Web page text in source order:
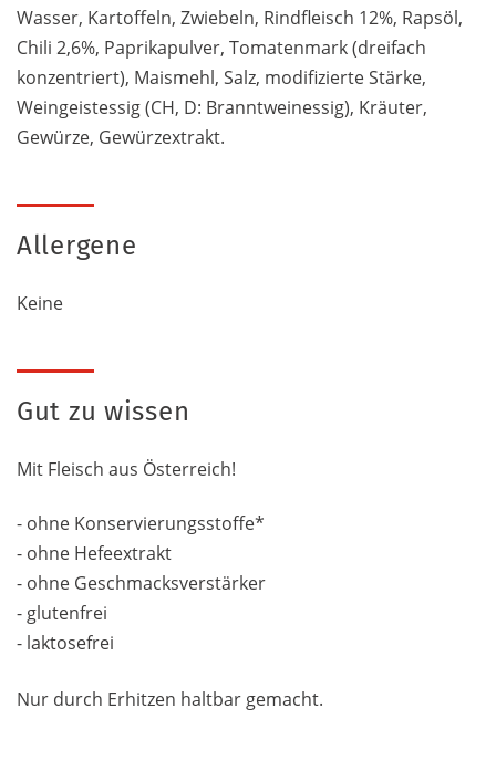
Wasser, Kartoffeln, Zwiebeln, Rindfleisch 12%, Rapsöl,
Chili 2,6%, Paprikapulver, Tomatenmark (dreifach
konzentriert), Maismehl, Salz, modifizierte Stärke,
Weingeistessig (CH, D: Branntweinessig), Kräuter,
Gewürze, Gewürzextrakt.
Allergene
Keine
Gut zu wissen
Mit Fleisch aus Österreich!
- ohne Konservierungsstoffe*
- ohne Hefeextrakt
- ohne Geschmacksverstärker
- glutenfrei
- laktosefrei
Nur durch Erhitzen haltbar gemacht.